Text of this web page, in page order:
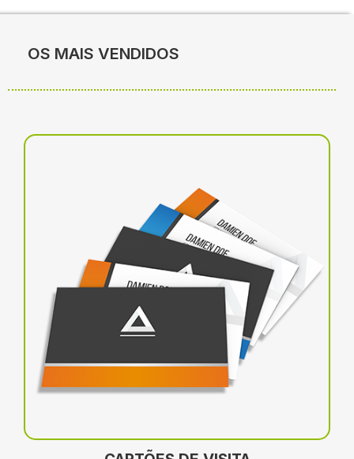
OS MAIS VENDIDOS